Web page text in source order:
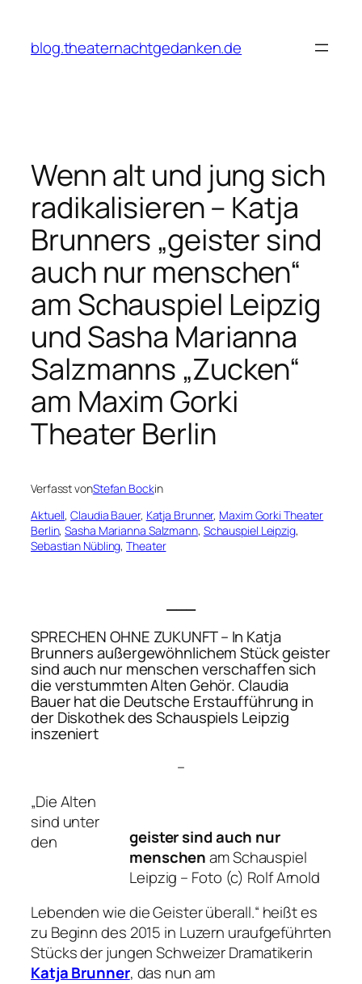
springen
blog.theaternachtgedanken.de
Wenn alt und jung sich
radikalisieren – Katja
Brunners „geister sind
auch nur menschen“
am Schauspiel Leipzig
und Sasha Marianna
Salzmanns „Zucken“
am Maxim Gorki
Theater Berlin
Verfasst vonStefan Bockin
Aktuell, Claudia Bauer, Katja Brunner, Maxim Gorki Theater
Berlin, Sasha Marianna Salzmann, Schauspiel Leipzig
Sebastian Nübling, Theater
SPRECHEN OHNE ZUKUNFT – In Katja
Brunners außergewöhnlichem Stückgeister
sind auch nur menschenverschaffen sich
die verstummten Alten Gehör. Claudia
Bauer hat die Deutsche Erstaufführung in
der Diskothek des Schauspiels Leipzig
inszeniert
–
geister sind auch nur
menschenam Schauspiel
Leipzig – Foto (c) Rolf Arnold
„Die Alten
sind unter
den
Lebenden wie die Geister überall.“ heißt es
zu Beginn des 2015 in Luzern uraufgeführten
Stücks der jungen Schweizer Dramatikerin
Katja Brunner, das nun am